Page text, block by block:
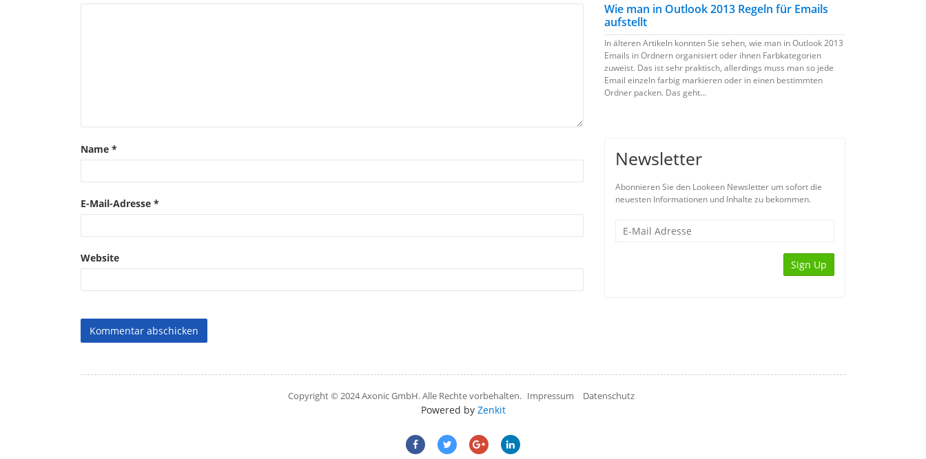
Name *
E-Mail-Adresse *
Website
Wie man in Outlook 2013 Regeln für Emails
aufstellt
In älteren Artikeln konnten Sie sehen, wie man in Outlook 2013
Emails in Ordnern organisiert oder ihnen Farbkategorien
zuweist. Das ist sehr praktisch, allerdings muss man so jede
Email einzeln farbig markieren oder in einen bestimmten
Ordner packen. Das geht...
Newsletter
Abonnieren Sie den Lookeen Newsletter um sofort die
neuesten Informationen und Inhalte zu bekommen.
Sign Up
Copyright © 2024 Axonic GmbH. Alle Rechte vorbehalten. Impressum Datenschutz
Powered by Zenkit